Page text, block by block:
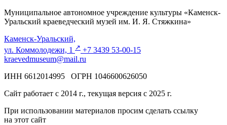
Муниципальное автономное учреждение культуры «Каменск-
Уральский краеведческий музей им. И. Я. Стяжкина»
Каменск-Уральский,
ул. Коммолодежи, 1 ↗️ +7 3439 53-00-15
kraevedmuseum@mail.ru
ИНН 6612014995 ОГРН 1046600626050
Сайт работает с 2014 г., текущая версия с 2025 г.
При использовании материалов просим сделать ссылку
на этот сайт